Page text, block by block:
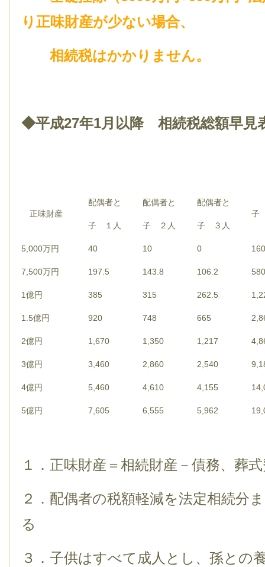
り正味財産が少ない場合、
相続税はかかりません。
◆平成27年1月以降 相
正味財産
配偶者と
子 １人
配偶者と
子 ２人
配偶者と
子 ３人
子
5,000万円 40 10 0 160
7,500万円 197.5 143.8 106.2 580
1億円 385 315 262.5
1.5億円 920 748 665
2億円 1,670 1,350 1,217
3億円 3,460 2,860 2,540
4億円 5,460 4,610 4,155
5億円 7,605 6,555 5,962
１．正味財産＝相続財産－債務、葬
２．配偶者の税額軽減を法定相続分
る
３．子供はすべて成人とし、孫との